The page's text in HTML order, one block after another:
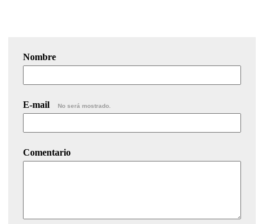
Nombre
E-mail No será mostrado.
Comentario